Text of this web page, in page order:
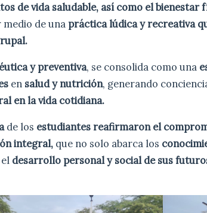
de vida saludable, así como el bienestar
medio de una práctica lúdica y recreativa
y preventiva, se consolida como una
en salud y nutrición, generando
en la vida cotidiana.
de los estudiantes reafirmaron el
integral, que no solo abarca los
desarrollo personal y social de sus